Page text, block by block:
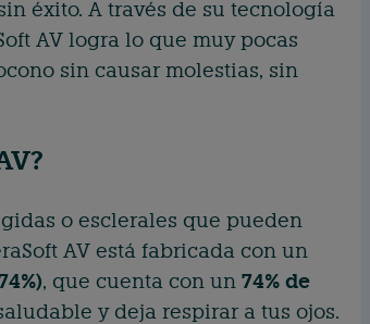
éxito. A través de su tecnología
AV logra lo que muy pocas
sin causar molestias, sin
o esclerales que pueden
AV está fabricada con un
, que cuenta con un 74% de
y deja respirar a tus ojos.